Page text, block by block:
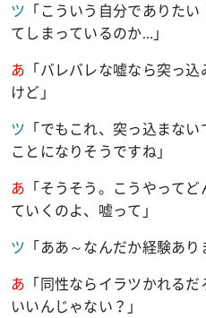
ツ 「こういう自分でありた
てしまっているのか…」
あ 「バレバレな嘘なら突っ
けど」
ツ 「でもこれ、突っ込まな
ことになりそうですね」
あ 「そうそう。こうやって
ていくのよ、嘘って」
ツ 「ああ～なんだか経験あり
あ 「同性ならイラツかれる
いいんじゃない？」